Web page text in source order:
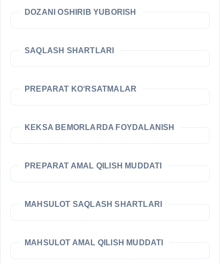
DOZANI OSHIRIB YUBORISH
SAQLASH SHARTLARI
PREPARAT KO‘RSATMALAR
KEKSA BEMORLARDA FOYDALANISH
PREPARAT AMAL QILISH MUDDATI
MAHSULOT SAQLASH SHARTLARI
MAHSULOT AMAL QILISH MUDDATI